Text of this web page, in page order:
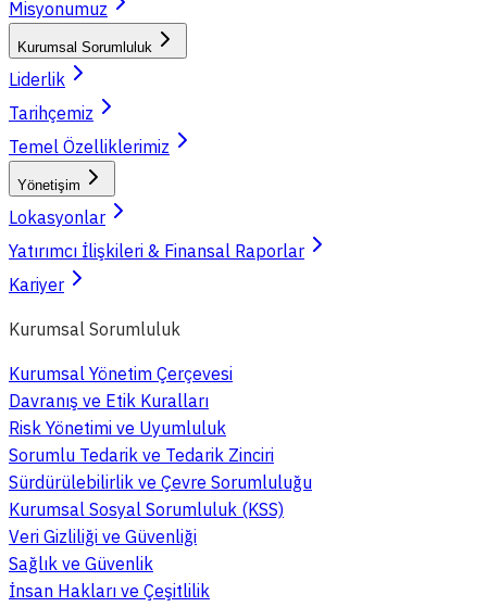
Misyonumuz
Kurumsal Sorumluluk
Liderlik
Tarihçemiz
Temel Özelliklerimiz
Yönetişim
Lokasyonlar
Yatırımcı İlişkileri & Finansal Raporlar
Kariyer
Kurumsal Sorumluluk
Kurumsal Yönetim Çerçevesi
Davranış ve Etik Kuralları
Risk Yönetimi ve Uyumluluk
Sorumlu Tedarik ve Tedarik Zinciri
Sürdürülebilirlik ve Çevre Sorumluluğu
Kurumsal Sosyal Sorumluluk (KSS)
Veri Gizliliği ve Güvenliği
Sağlık ve Güvenlik
İnsan Hakları ve Çeşitlilik